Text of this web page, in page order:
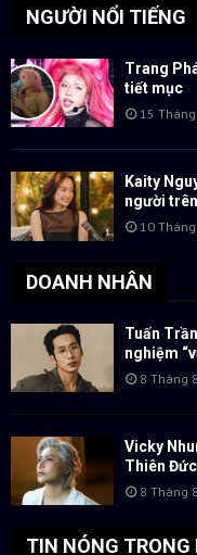
NGƯỜI NỔI TIẾNG
Trang
tiết mục
15
Kaity
người
10
DOANH NHÂN
Tuấn
nghiệm
8 Tháng
Vicky
Thiên
8 Tháng
TIN NÓNG TRONG